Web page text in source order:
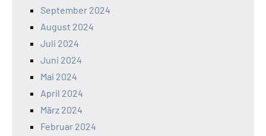
September 2024
August 2024
Juli 2024
Juni 2024
Mai 2024
April 2024
März 2024
Februar 2024